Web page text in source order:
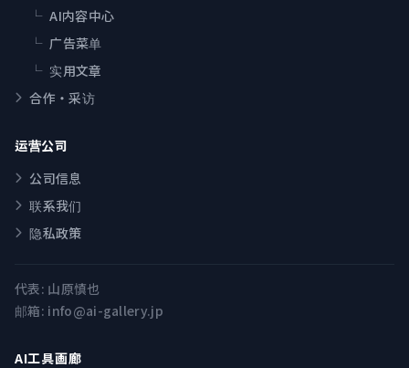
└ AI内容中心
└ 广告菜单
└ 实用文章
合作・采访
运营公司
公司信息
联系我们
隐私政策
代表: 山原慎也
邮箱: info@ai-gallery.jp
AI工具画廊